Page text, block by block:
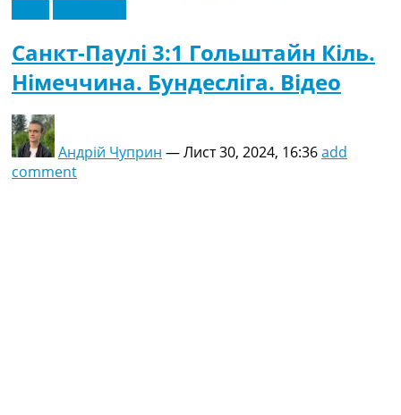
Санкт-Паулі 3:1 Гольштайн Кіль.
Німеччина. Бундесліга. Відео
Андрій Чуприн —Лист 30, 2024, 16:36add
comment